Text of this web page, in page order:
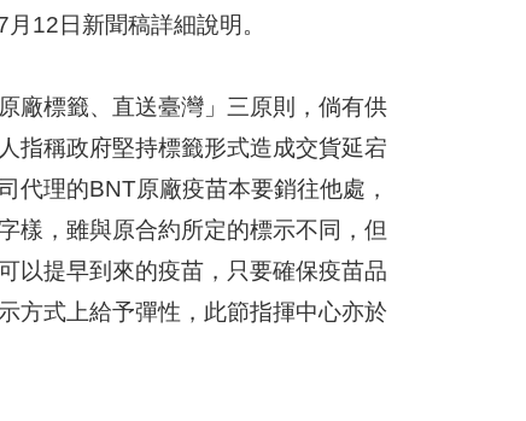
12日新聞稿詳細說明。
廠標籤、直送臺灣」三原則，倘有供
指稱政府堅持標籤形式造成交貨延宕
代理的BNT原廠疫苗本要銷往他處，
樣，雖與原合約所定的標示不同，但
以提早到來的疫苗，只要確保疫苗品
方式上給予彈性，此節指揮中心亦於